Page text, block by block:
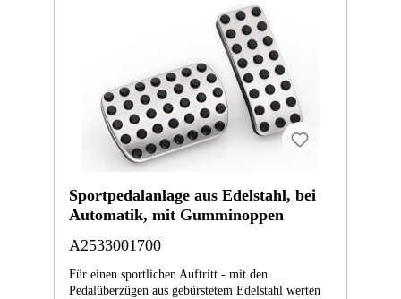
bei Fzgen bis ÄJ21/2 notwendig W463 (06/12-
05/18), W463 (06/18- ): Verbau erfordert zusätzlich
einen Adapter A2238204906, dieser ist separat
bestellbar. Lieferumfang Adapter: 1 Stück. Anzahl
benötigter Adapter bei Verbau - in den Front-
ODER Fondtüren: 2 Stück - in den Front- UND
Fondtüren: 4 Stück. X167 (08/23- ), X167 (11/19-
): Nicht für Maybach-Derivate.
Sportpedalanlage aus Edelstahl, bei
Automatik, mit Gumminoppen
A2533001700
Für einen sportlichen Auftritt - mit den
Pedalüberzügen aus gebürstetem Edelstahl werten